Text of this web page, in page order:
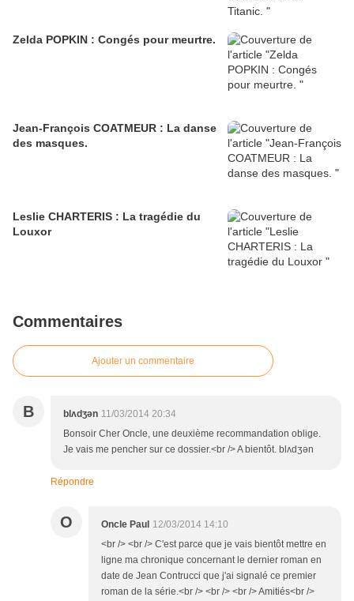
Zelda POPKIN : Congés pour meurtre.
Jean-François COATMEUR : La danse
des masques.
Leslie CHARTERIS : La tragédie du
Louxor
Commentaires
Ajouter un commentaire
B blʌdʒən 11/03/2014 20:34
Bonsoir Cher Oncle, une deuxième recommandation oblige.
Je vais me pencher sur ce dossier.<br /> A bientôt. blʌdʒən
Répondre
O Oncle Paul 12/03/2014 14:10
<br /> <br /> C'est parce que je vais bientôt mettre en
ligne ma chronique concernant le dernier roman en
date de Jean Contrucci que j'ai signalé ce premier
roman de la série.<br /> <br /> <br /> Amitiés<br />